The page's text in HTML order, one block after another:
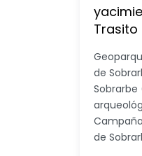
Trasito
de
de